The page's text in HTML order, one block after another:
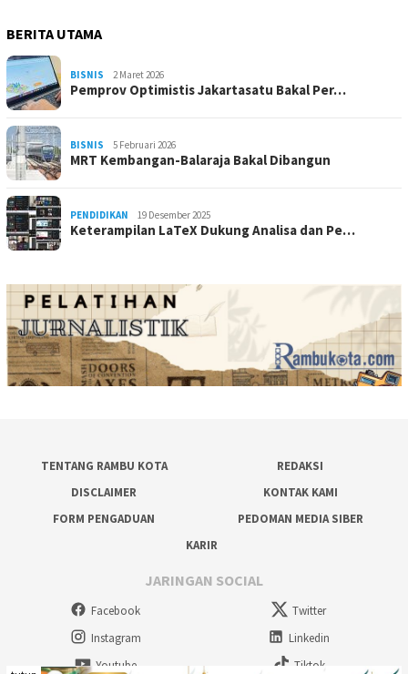
BERITA UTAMA
BISNIS 2 Maret 2026
Pemprov Optimistis Jakartasatu Bakal Per…
BISNIS 5 Februari 2026
MRT Kembangan-Balaraja Bakal Dibangun
PENDIDIKAN 19 Desember 2025
Keterampilan LaTeX Dukung Analisa dan Pe…
TENTANG RAMBU KOTA
REDAKSI
DISCLAIMER
KONTAK KAMI
FORM PENGADUAN
PEDOMAN MEDIA SIBER
KARIR
JARINGAN SOCIAL
Facebook
Twitter
Instagram
Linkedin
Youtube
Tiktok